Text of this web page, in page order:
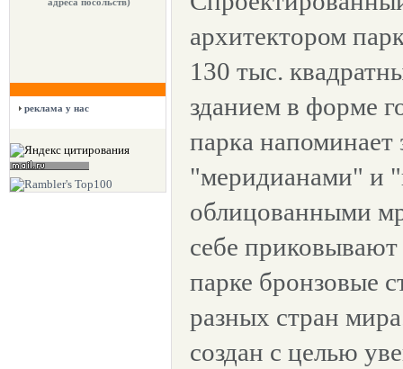
реклама у нас
архитектором
130 тыс.
зданием в форме
парка
"меридианами" и
облицованными
себе
парке бронзовые
разных стран
создан с целью